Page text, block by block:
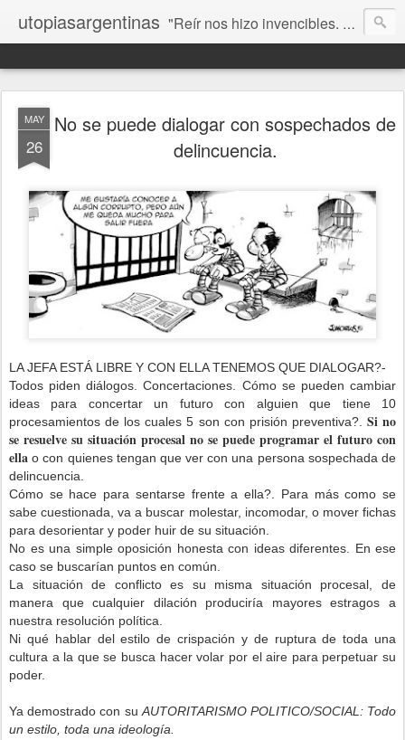
utopiasargentinas "Reír nos hizo invencibles. No como los que siempre ganan, sino como aquellos que no se rinden”. Frida Kahlo
MAY
26
No se puede dialogar con sospechados de
delincuencia.
LA JEFA ESTÁ LIBRE Y CON ELLA TENEMOS QUE DIALOGAR?-
Todos piden diálogos. Concertaciones. Cómo se pueden cambiar
ideas para concertar un futuro con alguien que tiene 10
procesamientos de los cuales 5 son con prisión preventiva?. Si no
se resuelve su situación procesal no se puede programar el futuro con
ella o con quienes tengan que ver con una persona sospechada de
delincuencia.
Cómo se hace para sentarse frente a ella?. Para más como se
sabe cuestionada, va a buscar molestar, incomodar, o mover fichas
para desorientar y poder huir de su situación.
No es una simple oposición honesta con ideas diferentes. En ese
caso se buscarían puntos en común.
La situación de conflicto es su misma situación procesal, de
manera que cualquier dilación produciría mayores estragos a
nuestra resolución política.
Ni qué hablar del estilo de crispación y de ruptura de toda una
cultura a la que se busca hacer volar por el aire para perpetuar su
poder.
Ya demostrado con su AUTORITARISMO POLITICO/SOCIAL: Todo
un estilo, toda una ideología.